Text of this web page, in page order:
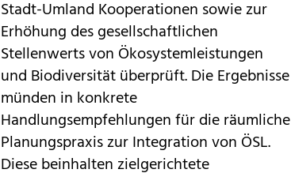
Stadt-Umland Kooperationen sowie zur
Erhöhung des gesellschaftlichen
Stellenwerts von Ökosystemleistungen
und Biodiversität überprüft. Die Ergebnisse
münden in konkrete
Handlungsempfehlungen für die räumliche
Planungspraxis zur Integration von ÖSL.
Diese beinhalten zielgerichtete